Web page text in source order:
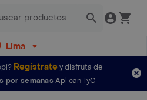
Lima
Regístratey disfruta de
por semanas Aplican TyC